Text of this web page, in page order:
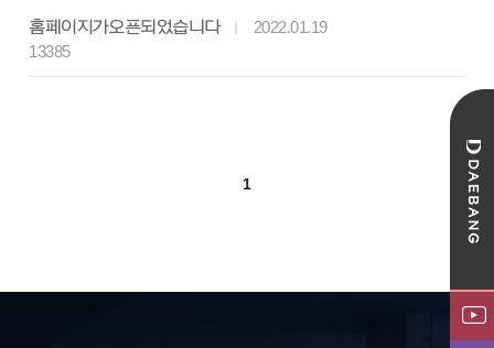
홈페이지가 오픈되었습니다
2022.01.19
13385
1